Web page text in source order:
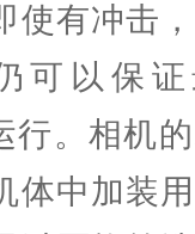
使有冲击
可以保
行。相机
体中加装